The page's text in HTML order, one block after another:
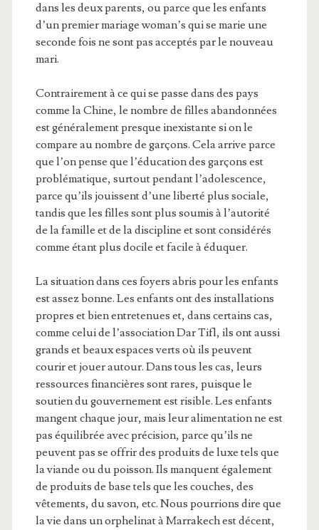
dans les deux parents, ou parce que les enfants
d’un premier mariage woman’s qui se marie une
seconde fois ne sont pas acceptés par le nouveau
mari.
Contrairement à ce qui se passe dans des pays
comme la Chine, le nombre de filles abandonnées
est généralement presque inexistante si on le
compare au nombre de garçons. Cela arrive parce
que l’on pense que l’éducation des garçons est
problématique, surtout pendant l’adolescence,
parce qu’ils jouissent d’une liberté plus sociale,
tandis que les filles sont plus soumis à l’autorité
de la famille et de la discipline et sont considérés
comme étant plus docile et facile à éduquer.
La situation dans ces foyers abris pour les enfants
est assez bonne. Les enfants ont des installations
propres et bien entretenues et, dans certains cas,
comme celui de l’association Dar Tifl, ils ont aussi
grands et beaux espaces verts où ils peuvent
courir et jouer autour. Dans tous les cas, leurs
ressources financières sont rares, puisque le
soutien du gouvernement est risible. Les enfants
mangent chaque jour, mais leur alimentation ne est
pas équilibrée avec précision, parce qu’ils ne
peuvent pas se offrir des produits de luxe tels que
la viande ou du poisson. Ils manquent également
de produits de base tels que les couches, des
vêtements, du savon, etc. Nous pourrions dire que
la vie dans un orphelinat à Marrakech est décent,